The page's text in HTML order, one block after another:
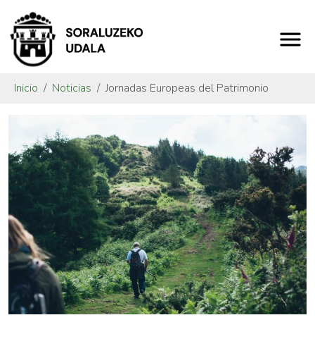
Inicio Noticias Jornadas Europeas del Patrimonio